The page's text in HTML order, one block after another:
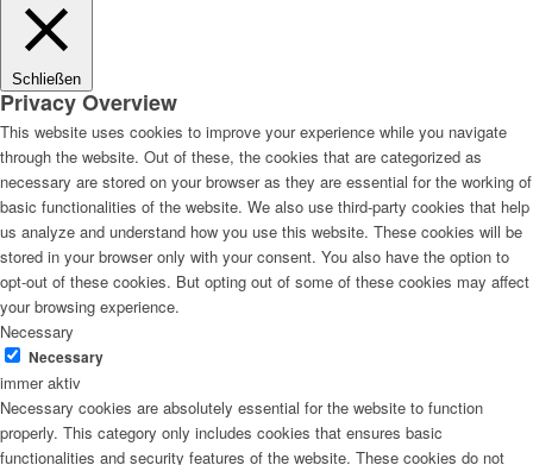
Schließen
Privacy Overview
This website uses cookies to improve your experience while you navigate
through the website. Out of these, the cookies that are categorized as
necessary are stored on your browser as they are essential for the working of
basic functionalities of the website. We also use third-party cookies that help
us analyze and understand how you use this website. These cookies will be
stored in your browser only with your consent. You also have the option to
opt-out of these cookies. But opting out of some of these cookies may affect
your browsing experience.
Necessary
Necessary
immer aktiv
Necessary cookies are absolutely essential for the website to function
properly. This category only includes cookies that ensures basic
functionalities and security features of the website. These cookies do not